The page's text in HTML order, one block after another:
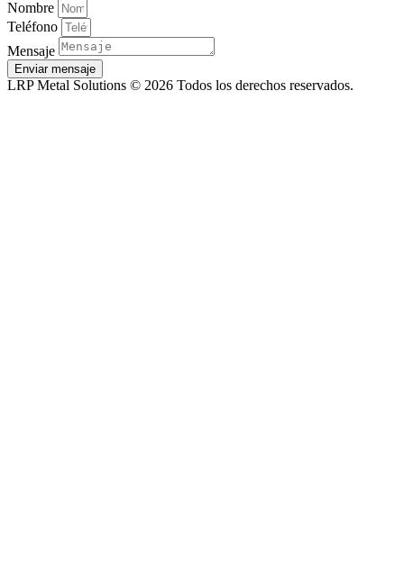
Nombre
Teléfono
Mensaje
Enviar mensaje
LRP Metal Solutions © 2026 Todos los derechos reservados.